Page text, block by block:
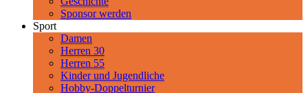
Sponsor werden
Sport
Damen
Herren 30
Herren 55
Kinder und Jugendliche
Hobby-Doppelturnier